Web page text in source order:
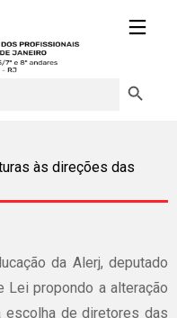
às direções das
da Alerj, deputado
Lei propondo a alteração
escolha de diretores das